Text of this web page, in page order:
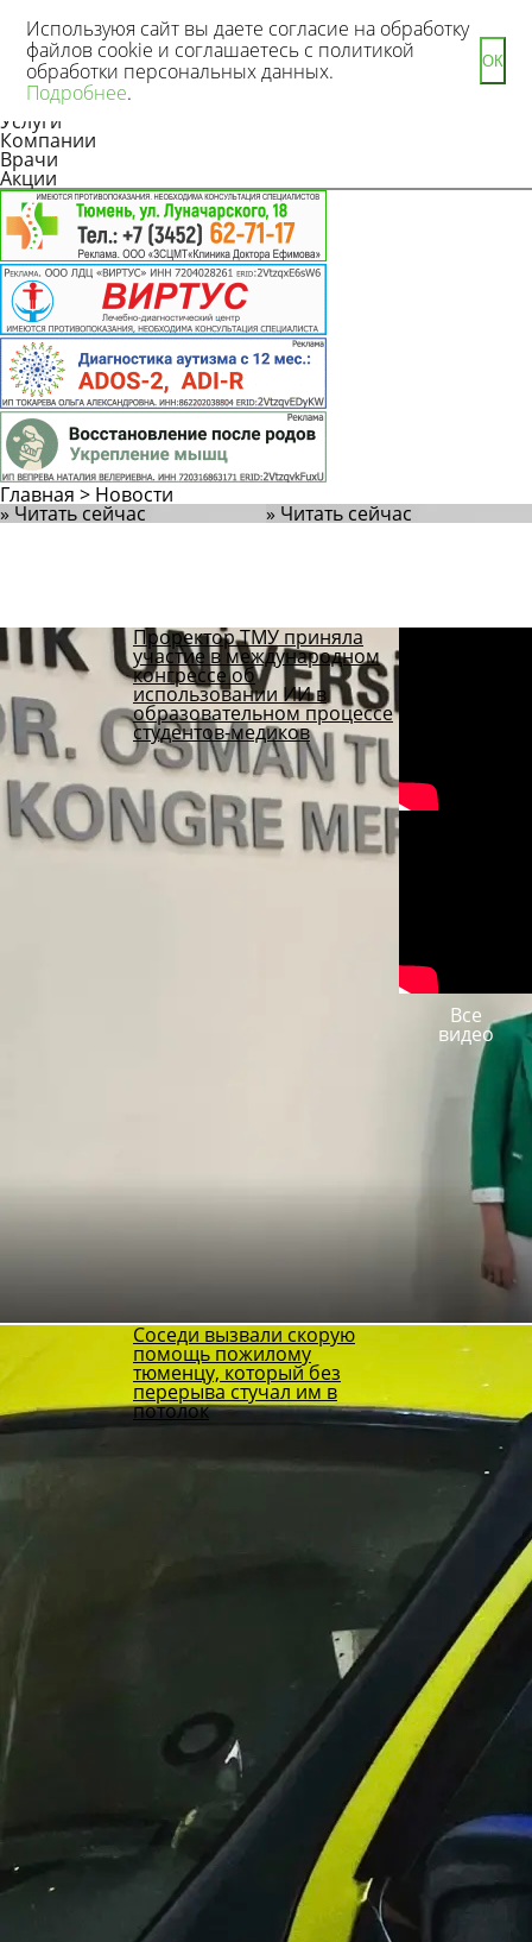
Новости
Статьи
Услуги
Компании
Врачи
Акции
Главная > Новости
» Читать сейчас » Читать сейчас Задать
Проректор ТМУ приняла
участие в международном
конгрессе об
использовании ИИ в
образовательном процессе
студентов-медиков
Соседи вызвали скорую
помощь пожилому
тюменцу, который без
перерыва стучал им в
потолок
Все
видео
Используюя сайт вы даете согласие на обработку
файлов cookie и соглашаетесь с политикой
обработки персональных данных.
Подробнее.
ОК